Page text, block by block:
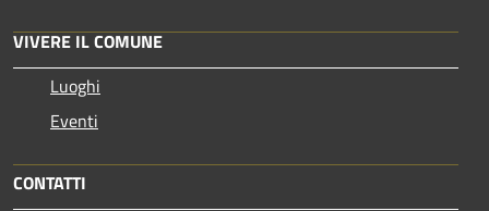
VIVERE IL COMUNE
Luoghi
Eventi
CONTATTI